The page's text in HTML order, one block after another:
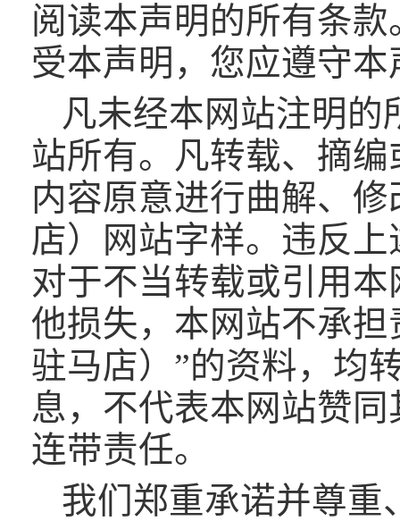
阅读本声明的所有条
受本声明，您应遵守
凡未经本网站注明的
站所有。凡转载、摘
内容原意进行曲解、
店）网站字样。违反
对于不当转载或引用
他损失，本网站不承
驻马店）”的资料，均
息，不代表本网站赞
连带责任。
我们郑重承诺并尊重